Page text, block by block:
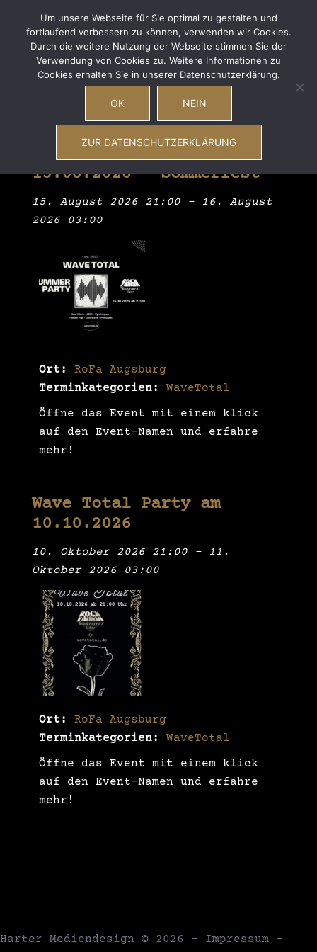
Inhalt
springen
Wave Total
New Wave – EBM – Synthiepop – Future Pop –
Coldwave – Postpunk
Suche
Termine
15.08.2026 – Sommerfest
15. August 2026 21:00 –
16. August
2026 03:00
Ort:
RoFa Augsburg
Terminkategorien:
WaveTotal
Öffne das Event mit einem klick
auf den Event-Namen und erfahre
mehr!
Wave Total Party am
10.10.2026
10. Oktober 2026 21:00 –
11.
Oktober 2026 03:00
Ort:
RoFa Augsburg
Terminkategorien:
WaveTotal
Öffne das Event mit einem klick
auf den Event-Namen und erfahre
mehr!
Harter Mediendesign © 2026 - Impressum -
Um unsere Webseite für Sie optimal zu gestalten und
fortlaufend verbessern zu können, verwenden wir Cookies.
Durch die weitere Nutzung der Webseite stimmen Sie der
Verwendung von Cookies zu. Weitere Informationen zu
Cookies erhalten Sie in unserer Datenschutzerklärung.
OK NEIN
ZUR DATENSCHUTZERKLÄRUNG